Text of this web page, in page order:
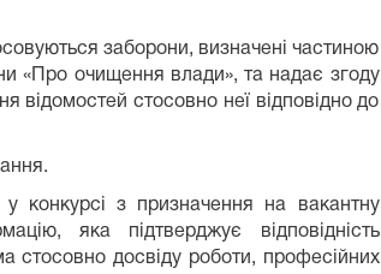
заборони, визначені частиною
«Про очищення влади», та надає згоду
відомостей стосовно неї відповідно до
конкурсі з призначення на вакантну
яка підтверджує відповідність
стосовно досвіду роботи, професійних